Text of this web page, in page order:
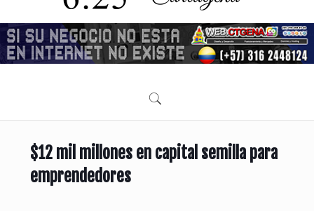
$12 mil millones en capital semilla para
emprendedores